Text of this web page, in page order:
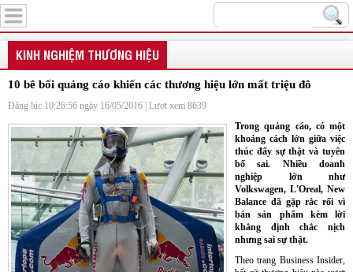
Menu
KINH NGHIỆM THƯƠNG HIỆU
10 bê bối quảng cáo khiến các thương hiệu lớn mất triệu đô
Đăng lúc 10:26:56 ngày 16/05/2016 | Lượt xem 8639
Trong quảng cáo, có một
khoảng cách lớn giữa việc
thúc đẩy sự thật và tuyên
bố sai. Nhiều doanh
nghiệp lớn như
Volkswagen, L'Oreal, New
Balance đã gặp rắc rối vì
bán sản phẩm kèm lời
khẳng định chắc nịch
nhưng sai sự thật.
Theo trang Business Insider,